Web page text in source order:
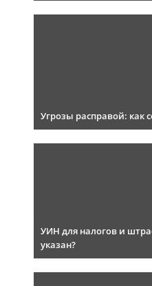
Угрозы расправой: как
УИН для налогов и
указан?